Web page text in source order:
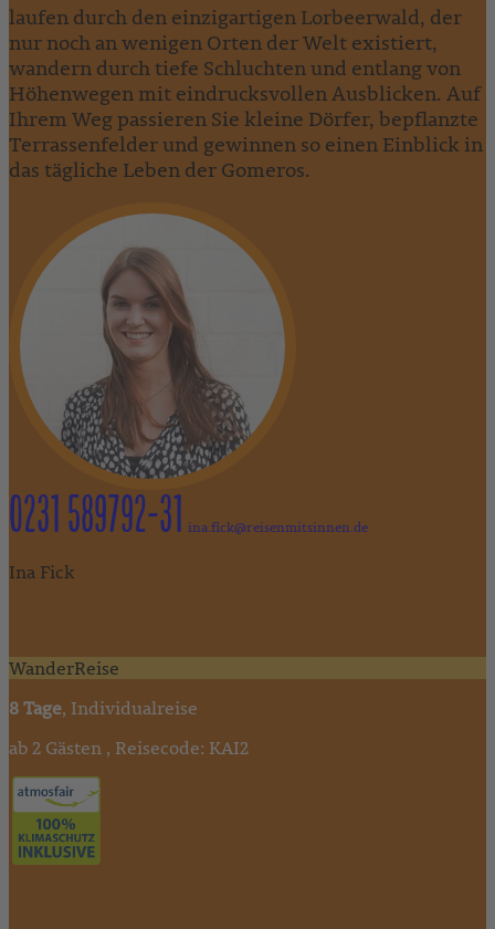
laufen durch den einzigartigen Lorbeerwald, der
nur noch an wenigen Orten der Welt existiert,
wandern durch tiefe Schluchten und entlang von
Höhenwegen mit eindrucksvollen Ausblicken. Auf
Ihrem Weg passieren Sie kleine Dörfer, bepflanzte
Terrassenfelder und gewinnen so einen Einblick in
das tägliche Leben der Gomeros.
0231 589792-31 ina.fick@reisenmitsinnen.de
Ina Fick
WanderReise
8 Tage, Individualreise
ab 2 Gästen , Reisecode: KAI2